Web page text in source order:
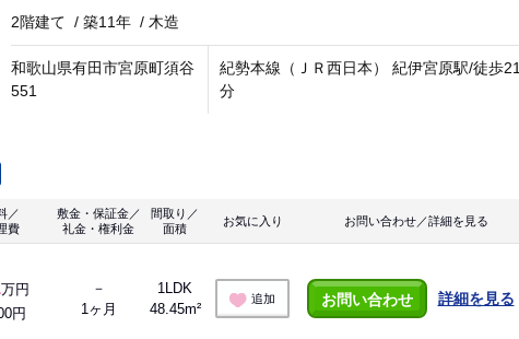
2階建て /築11年 / 木造
和歌山県有田市宮原町須谷
551
紀勢本線（ＪＲ西日本） 紀伊宮原駅/徒歩21
分
／
費
敷金・保証金／
礼金・権利金
間取り／
面積
お気に入り お問い合わせ／詳細を見る
万円
円
－
1ヶ月
1LDK
48.45m²
追加 お問い合わせ 詳細を見る